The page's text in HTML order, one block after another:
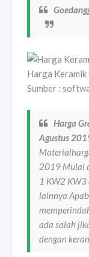
Harga
Sumber :
Harga
Agustus
2019 Mulai
1 KW2 KW3
lainnya
ada salah
dengan